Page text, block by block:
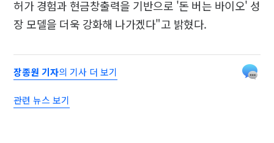
허가 경험과 현금창출력을 기반으로 '돈 버는 바이오' 성
장 모델을 더욱 강화해 나가겠다"고 밝혔다.
장종원 기자의 기사 더 보기
관련 뉴스 보기